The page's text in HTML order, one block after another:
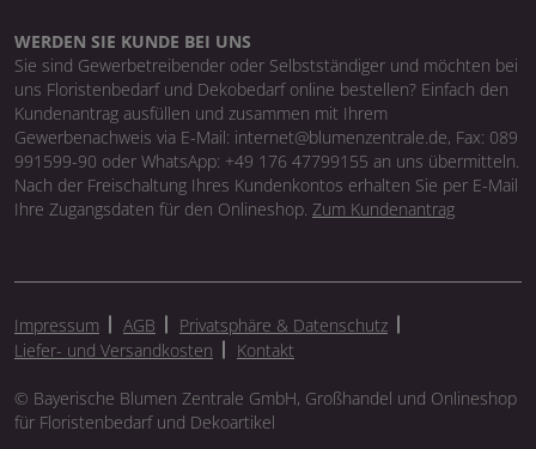
WERDEN SIE KUNDE BEI UNS
Sie sind Gewerbetreibender oder Selbstständiger und möchten bei
uns Floristenbedarf und Dekobedarf online bestellen? Einfach den
Kundenantrag ausfüllen und zusammen mit Ihrem
Gewerbenachweis via E-Mail: internet@blumenzentrale.de, Fax: 089
991599-90 oder WhatsApp: +49 176 47799155 an uns übermitteln.
Nach der Freischaltung Ihres Kundenkontos erhalten Sie per E-Mail
Ihre Zugangsdaten für den Onlineshop. Zum Kundenantrag
Impressum AGB
Privatsphäre & Datenschutz
Liefer- und Versandkosten
Kontakt
© Bayerische Blumen Zentrale GmbH, Großhandel und Onlineshop
für Floristenbedarf und Dekoartikel